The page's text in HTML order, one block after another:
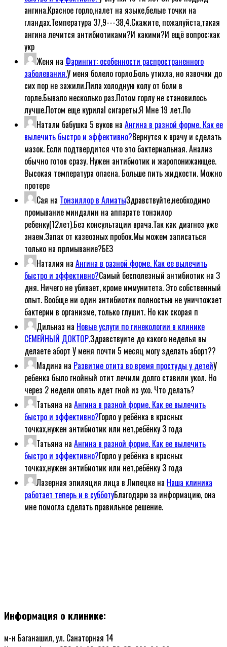
ангина.Красное горло,налет на языке,белые точки на
гландах.Температура 37,9---38,4.Скажите, пожалуйста,такая
ангина лечится антибиотиками?И какими?И ещё вопрос:как
укр
Женя на Фарингит: особенности распространенного
заболевания.У меня болело горло.Боль утихла, но язвочки до
сих пор не зажили.Пила холодную колу от боли в
горле.Бывало несколько раз.Потом горлу не становилось
лучше.Потом еще курилаl сигареты.Я Мне 19 лет.По
Натали бабушка 5 вуков на Ангина в разной форме. Как ее
вылечить быстро и эффективно?Вернутся к врачу и сделать
мазок. Если подтвердится что это бактериальная. Анализ
обычно готов сразу. Нужен антибиотик и жаропонижающее.
Высокая температура опасна. Больше пить жидкости. Можно
протере
Сая на Тонзиллор в АлматыЗдравствуйте,необходимо
промывание миндалин на аппарате тонзилор
ребенку(12лет).Без консультации врача.Так как диагноз уже
знаем.Запах от казеозных пробок.Мы можем записаться
только на прлмывание?БЕЗ
Наталия на Ангина в разной форме. Как ее вылечить
быстро и эффективно?Самый бесполезный антибиотик на 3
дня. Ничего не убивает, кроме иммунитета. Это собственный
опыт. Вообще ни один антибиотик полностью не уничтожает
бактерии в организме, только глушит. Но как скорая п
Дильназ на Новые услуги по гинекологии в клинике
СЕМЕЙНЫЙ ДОКТОР.Здравствуите до какого неделья вы
делаете аборт У меня почти 5 месяц могу зделать аборт??
Мадина на Развитие отита во время простуды у детейУ
ребенка было гнойный отит лечили долго ставили укол. Но
через 2 недели опять идет гной из ухо. Что делать?
Татьяна на Ангина в разной форме. Как ее вылечить
быстро и эффективно?Горло у ребёнка в красных
точках,нужен антибиотик или нет,ребёнку 3 года
Татьяна на Ангина в разной форме. Как ее вылечить
быстро и эффективно?Горло у ребёнка в красных
точках,нужен антибиотик или нет,ребёнку 3 года
Лазерная эпиляция лица в Липецке на Наша клиника
работает теперь и в субботуБлагодарю за информацию, она
мне помогла сделать правильное решение.
Информация о клинике:
м-н Баганашил, ул. Санаторная 14